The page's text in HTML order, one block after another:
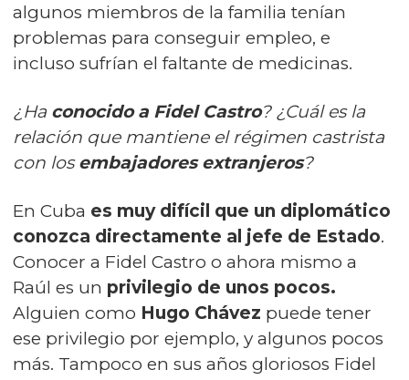
algunos miembros de la familia tenían
problemas para conseguir empleo, e
incluso sufrían el faltante de medicinas.
¿Ha conocido a Fidel Castro? ¿Cuál es la
relación que mantiene el régimen castrista
con losembajadores extranjeros?
En Cuba es muy difícil que un diplomático
conozca directamente al jefe de Estado.
Conocer a Fidel Castro o ahora mismo a
Raúl es un privilegio de unos pocos.
Alguien como Hugo Chávez puede tener
ese privilegio por ejemplo, y algunos pocos
más. Tampoco en sus años gloriosos Fidel